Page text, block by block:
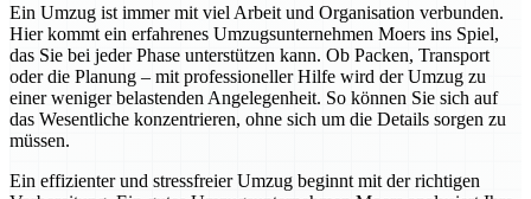
Ein Umzug ist immer mit viel Arbeit und Organisation verbunden.
Hier kommt ein erfahrenes Umzugsunternehmen Moers ins Spiel,
das Sie bei jeder Phase unterstützen kann. Ob Packen, Transport
oder die Planung – mit professioneller Hilfe wird der Umzug zu
einer weniger belastenden Angelegenheit. So können Sie sich auf
das Wesentliche konzentrieren, ohne sich um die Details sorgen zu
müssen.
Ein effizienter und stressfreier Umzug beginnt mit der richtigen